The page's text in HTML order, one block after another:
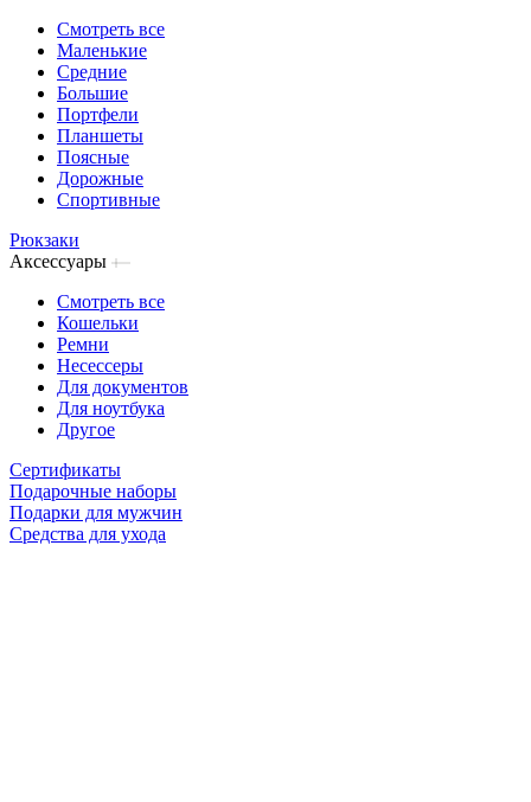
Смотреть все
Маленькие
Средние
Большие
Портфели
Планшеты
Поясные
Дорожные
Спортивные
Рюкзаки
Аксессуары
Смотреть все
Кошельки
Ремни
Несессеры
Для документов
Для ноутбука
Другое
Сертификаты
Подарочные наборы
Подарки для мужчин
Средства для ухода